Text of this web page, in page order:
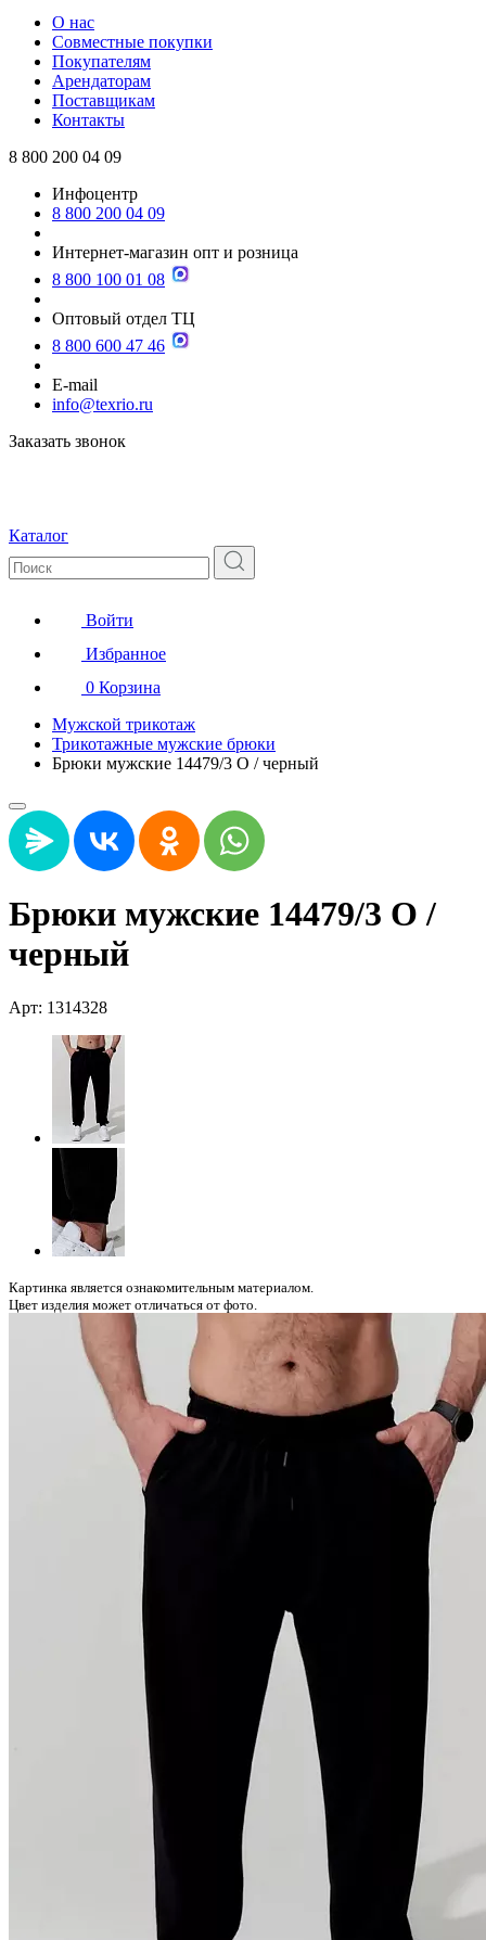
О нас
Совместные покупки
Покупателям
Арендаторам
Поставщикам
Контакты
8 800 200 04 09
Инфоцентр
8 800 200 04 09
Интернет-магазин опт и розница
8 800 100 01 08
Оптовый отдел ТЦ
8 800 600 47 46
E-mail
info@texrio.ru
Заказать звонок
Каталог
Войти
Избранное
0 Корзина
Мужской трикотаж
Трикотажные мужские брюки
Брюки мужские 14479/3 О / черный
Брюки мужские 14479/3 О /
черный
Арт: 1314328
Картинка является ознакомительным материалом.
Цвет изделия может отличаться от фото.